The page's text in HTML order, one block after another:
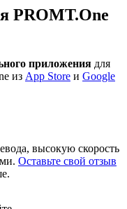
PROMT.One
приложения для
из App Store и Google
высокую скорость
Оставьте свой отзыв